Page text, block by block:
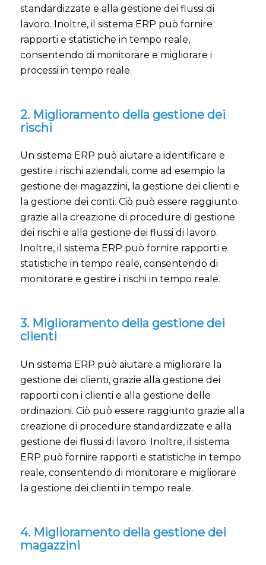
standardizzate e alla gestione dei flussi di
lavoro. Inoltre, il sistema ERP può fornire
rapporti e statistiche in tempo reale,
consentendo di monitorare e migliorare i
processi in tempo reale.
2. Miglioramento della gestione dei
rischi
Un sistema ERP può aiutare a identificare e
gestire i rischi aziendali, come ad esempio la
gestione dei magazzini, la gestione dei clienti e
la gestione dei conti. Ciò può essere raggiunto
grazie alla creazione di procedure di gestione
dei rischi e alla gestione dei flussi di lavoro.
Inoltre, il sistema ERP può fornire rapporti e
statistiche in tempo reale, consentendo di
monitorare e gestire i rischi in tempo reale.
3. Miglioramento della gestione dei
clienti
Un sistema ERP può aiutare a migliorare la
gestione dei clienti, grazie alla gestione dei
rapporti con i clienti e alla gestione delle
ordinazioni. Ciò può essere raggiunto grazie alla
creazione di procedure standardizzate e alla
gestione dei flussi di lavoro. Inoltre, il sistema
ERP può fornire rapporti e statistiche in tempo
reale, consentendo di monitorare e migliorare
la gestione dei clienti in tempo reale.
4. Miglioramento della gestione dei
magazzini